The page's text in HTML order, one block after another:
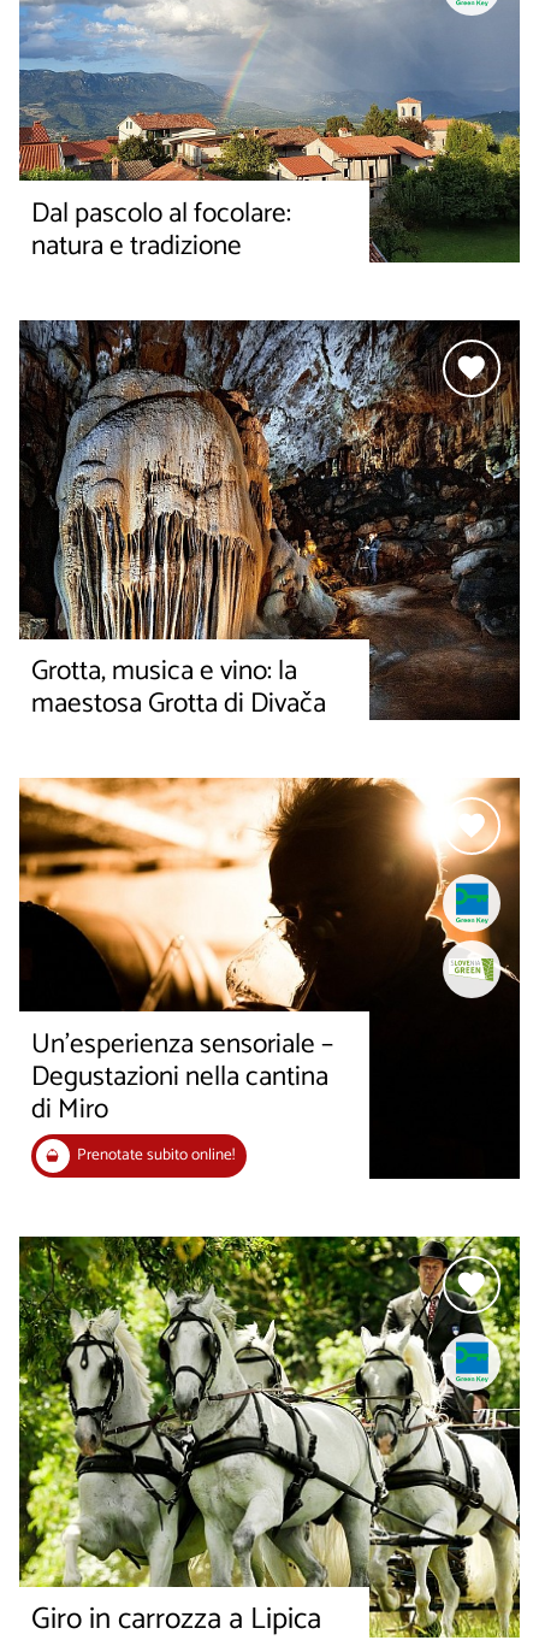
Dal pascolo al focolare:
natura e tradizione
Grotta, musica e vino: la
maestosa Grotta di Divača
Un’esperienza sensoriale –
Degustazioni nella cantina
di Miro
Prenotate subito online!
Giro in carrozza a Lipica